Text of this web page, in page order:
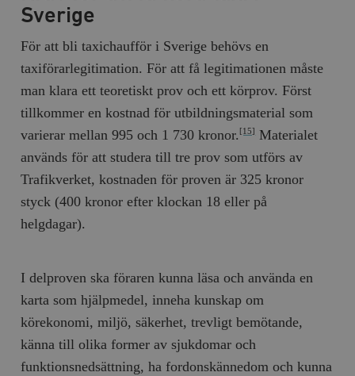
Sverige
För att bli taxichaufför i Sverige behövs en
taxiförarlegitimation. För att få legitimationen måste
man klara ett teoretiskt prov och ett körprov. Först
tillkommer en kostnad för utbildningsmaterial som
varierar mellan 995 och 1 730 kronor. [15] Materialet
används för att studera till tre prov som utförs av
Trafikverket, kostnaden för proven är 325 kronor
styck (400 kronor efter klockan 18 eller på
helgdagar).
I delproven ska föraren kunna läsa och använda en
karta som hjälpmedel, inneha kunskap om
körekonomi, miljö, säkerhet, trevligt bemötande,
känna till olika former av sjukdomar och
funktionsnedsättning, ha fordonskännedom och kunna